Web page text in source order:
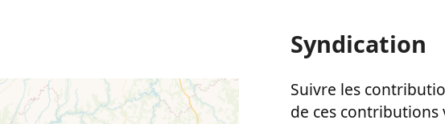
Syndication
Suivre les
de ces